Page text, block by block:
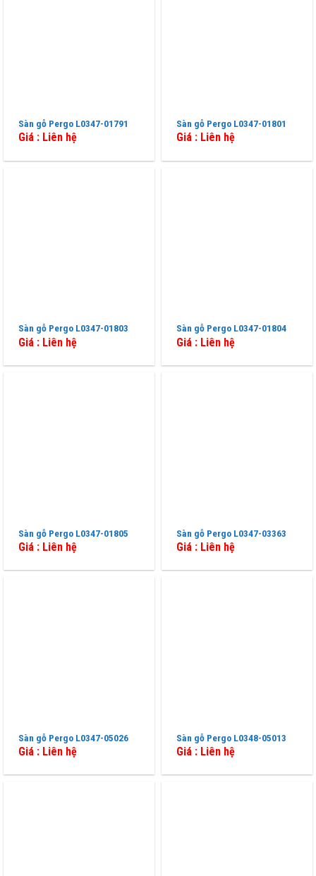
Sàn gỗ Pergo L0347-01791
Giá : Liên hệ
Sàn gỗ Pergo L0347-01801
Giá : Liên hệ
Sàn gỗ Pergo L0347-01803
Giá : Liên hệ
Sàn gỗ Pergo L0347-01804
Giá : Liên hệ
Sàn gỗ Pergo L0347-01805
Giá : Liên hệ
Sàn gỗ Pergo L0347-03363
Giá : Liên hệ
Sàn gỗ Pergo L0347-05026
Giá : Liên hệ
Sàn gỗ Pergo L0348-05013
Giá : Liên hệ